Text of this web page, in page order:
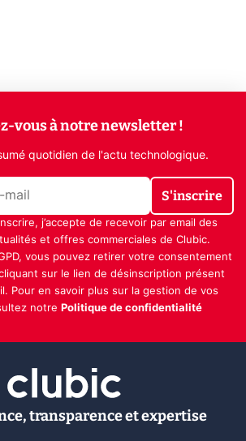
vous à notre newsletter !
quotidien de l'actu technologique.
S'inscrire
j’accepte de recevoir par email des
et offres commerciales de Clubic.
vous pouvez retirer votre consentement
sur le lien de désinscription présent
Pour en savoir plus sur la gestion de vos
notre Politique de confidentialité
transparence et expertise